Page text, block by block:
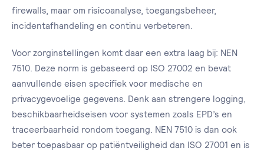
firewalls, maar om risicoanalyse, toegangsbeheer,
incidentafhandeling en continu verbeteren.
Voor zorginstellingen komt daar een extra laag bij: NEN
7510. Deze norm is gebaseerd op ISO 27002 en bevat
aanvullende eisen specifiek voor medische en
privacygevoelige gegevens. Denk aan strengere logging,
beschikbaarheidseisen voor systemen zoals EPD’s en
traceerbaarheid rondom toegang. NEN 7510 is dan ook
beter toepasbaar op patiëntveiligheid dan ISO 27001 en is